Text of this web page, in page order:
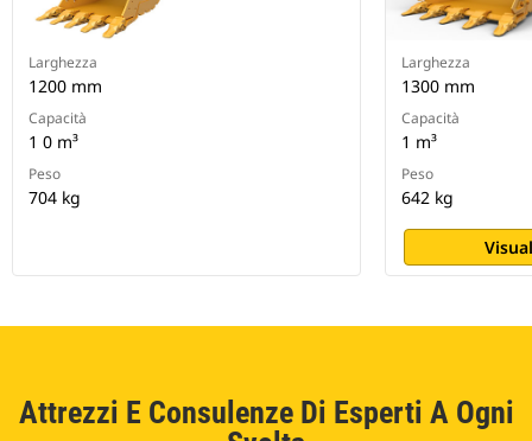
Larghezza
1200 mm
Capacità
1 0 m³
Peso
704 kg
Larghezza
1300 mm
Capacità
1 m³
Peso
642 kg
Attrezzi E Consulenze Di Esperti A Ogni